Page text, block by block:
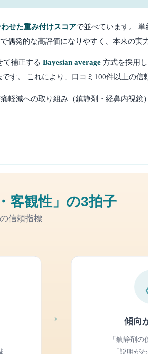
せた重み付けスコアで並べています。
発的な高評価になりやすく、本来の実
補正する Bayesian average 方式を採用
す。 これにより、口コミ100件以上の信
減への取り組み（鎮静剤・経鼻内視鏡